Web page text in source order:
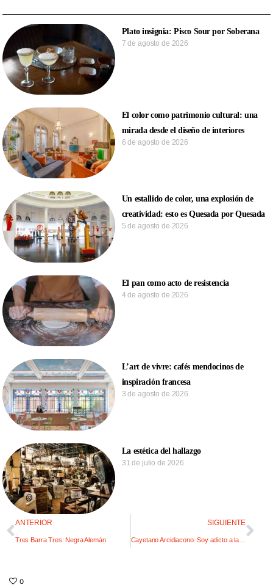
Plato insignia: Pisco Sour por Soberana
7 de agosto de 2026
El color como patrimonio cultural: una
mirada desde el diseño de interiores
6 de agosto de 2026
Un estallido de color, una explosión de
creatividad: esto es Quesada por Quesada
5 de agosto de 2026
El pan como acto de resistencia
4 de agosto de 2026
L’art de vivre: cafés mendocinos de
inspiración francesa
3 de agosto de 2026
La estética del hallazgo
31 de julio de 2026
ANTERIOR
Tres Barra Tres: Negra Alemán
SIGUIENTE
Cayetano Arcidiacono: Soy adicto a la fotografía
0